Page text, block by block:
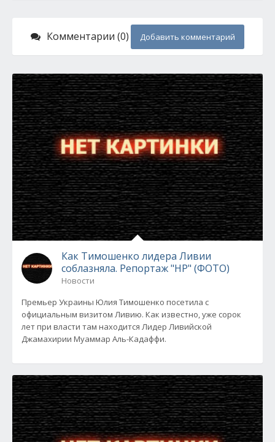
Комментарии (0) Добавить комментарий
Как Тимошенко лидера Ливии
соблазняла. Репортаж "НР" (ФОТО)
Новости
Премьер Украины Юлия Тимошенко посетила с
официальным визитом Ливию. Как известно, уже сорок
лет при власти там находится Лидер Ливийской
Джамахирии Муаммар Аль-Кадаффи.